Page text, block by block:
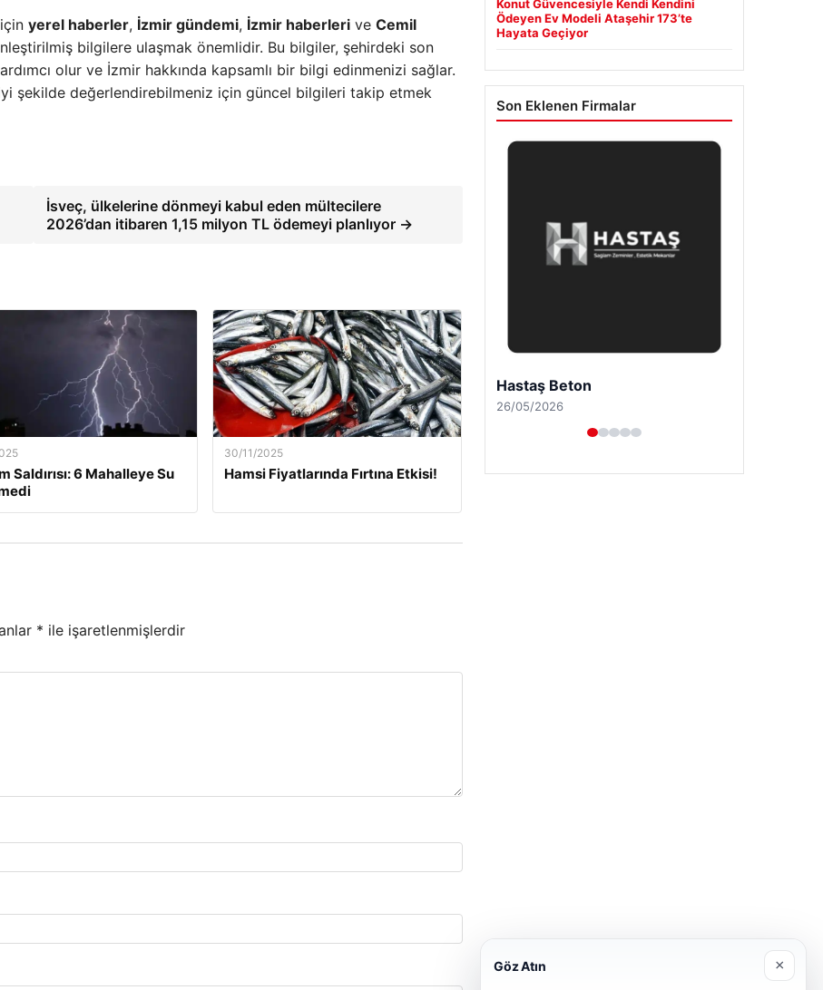
yerel haberler, İzmir gündemi, İzmir haberleri ve Cemil
bilgilere ulaşmak önemlidir. Bu bilgiler, şehirdeki son
olur ve İzmir hakkında kapsamlı bir bilgi edinmenizi sağlar.
şekilde değerlendirebilmeniz için güncel bilgileri takip etmek
İsveç, ülkelerine dönmeyi kabul eden mültecilere
2026’dan itibaren 1,15 milyon TL ödemeyi planlıyor →
Saldırısı: 6 Mahalleye Su
30/11/2025
Hamsi Fiyatlarında Fırtına Etkisi!
* ile işaretlenmişlerdir
Konut Güvencesiyle Kendi Kendini
Ödeyen Ev Modeli Ataşehir 173’te
Hayata Geçiyor
Son Eklenen Firmalar
Hastaş Beton
26/05/2026
Göz Atın ×